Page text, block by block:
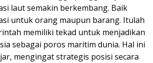
laut semakin berkembang. Baik
untuk orang maupun barang. Itulah
memiliki tekad untuk menjadikan
sebagai poros maritim dunia. Hal ini
mengingat strategis posisi secara